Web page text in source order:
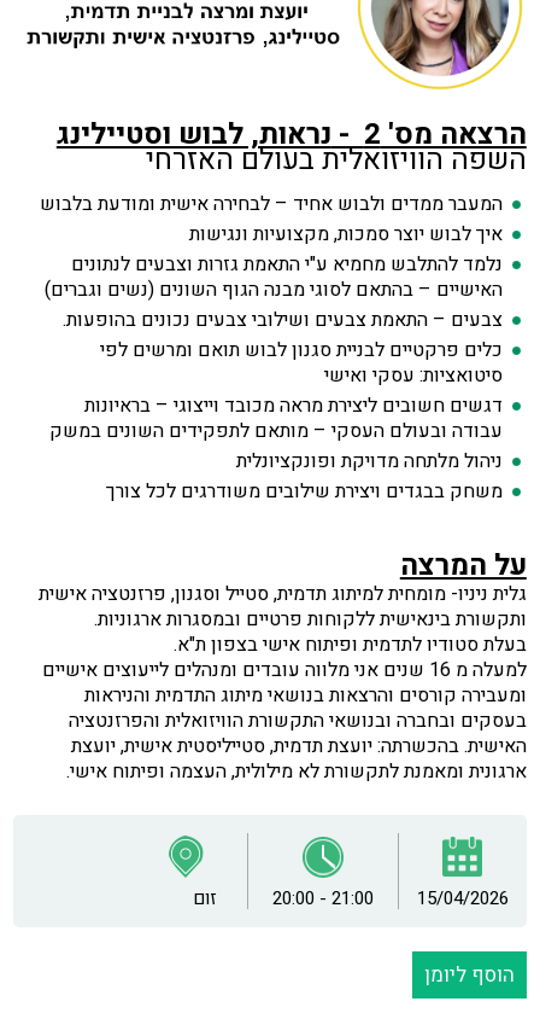
הרצאה מס' 2 - נראות, לבוש וסטיילינג
השפה הוויזואלית בעולם האזרחי
המעבר ממדים ולבוש אחיד – לבחירה אישית ומודעת בלבוש
איך לבוש יוצר סמכות, מקצועיות ונגישות
נלמד להתלבש מחמיא ע"י התאמת גזרות וצבעים לנתונים
האישיים – בהתאם לסוגי מבנה הגוף השונים (נשים וגברים)
צבעים – התאמת צבעים ושילובי צבעים נכונים בהופעות.
כלים פרקטיים לבניית סגנון לבוש תואם ומרשים לפי
סיטואציות: עסקי ואישי
דגשים חשובים ליצירת מראה מכובד וייצוגי – בראיונות
עבודה ובעולם העסקי – מותאם לתפקידים השונים במשק
ניהול מלתחה מדויקת ופונקציונלית
משחק בבגדים ויצירת שילובים משודרגים לכל צורך
על המרצה
גלית ניניו- מומחית למיתוג תדמית, סטייל וסגנון, פרזנטציה אישית
ותקשורת בינאישית ללקוחות פרטיים ובמסגרות ארגוניות.
בעלת סטודיו לתדמית ופיתוח אישי בצפון ת"א.
למעלה מ 16 שנים אני מלווה עובדים ומנהלים לייעוצים אישיים
ומעבירה קורסים והרצאות בנושאי מיתוג התדמית והניראות
בעסקים ובחברה ובנושאי התקשורת הוויזואלית והפרזנטציה
האישית. בהכשרתה: יועצת תדמית, סטייליסטית אישית, יועצת
ארגונית ומאמנת לתקשורת לא מילולית, העצמה ופיתוח אישי.
15/04/2026
20:00 - 21:00 זום
הוסף ליומן